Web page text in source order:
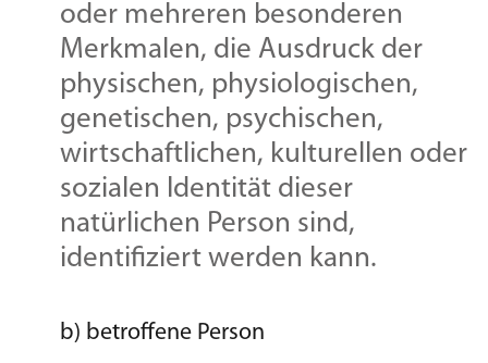
oder mehreren besonderen
Merkmalen, die Ausdruck der
physischen, physiologischen,
genetischen, psychischen,
wirtschaftlichen, kulturellen oder
sozialen Identität dieser
natürlichen Person sind,
identifiziert werden kann.
b) betroffene Person